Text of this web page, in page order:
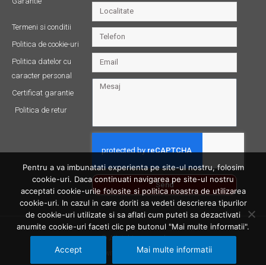
Termeni si conditii
Politica de cookie-uri
Politica datelor cu
caracter personal
Certificat garantie
Politica de retur
Send
© All rights reserved
Made with ❤ by Productive Bit
Pentru a va imbunatati experienta pe site-ul nostru, folosim
cookie-uri. Daca continuati navigarea pe site-ul nostru
acceptati cookie-urile folosite si politica noastra de utilizarea
cookie-uri. In cazul in care doriti sa vedeti descrierea tipurilor
de cookie-uri utilizate si sa aflati cum puteti sa dezactivati
anumite cookie-uri faceti clic pe butonul "Mai multe informatii".
Accept Mai multe informatii